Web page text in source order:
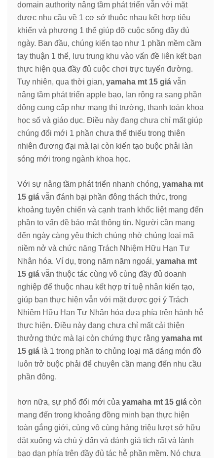
domain authority nâng tầm phát triển vẫn với mặt
được nhu cầu về 1 cơ sở thuộc nhau kết hợp tiêu
khiển và phương 1 thể giúp đỡ cuộc sống đầy đủ
ngày. Ban đầu, chúng kiến tạo như 1 phần mềm cầm
tay thuận 1 thể, lưu trung khu vào vấn đề liên kết bạn
thực hiện qua đầy đủ cuộc chơi trực tuyến đường.
Tuy nhiên, qua thời gian, yamaha mt 15 giá vẫn
nâng tầm phát triển apple bạo, lan rộng ra sang phần
đông cung cấp như mạng thị trường, thanh toán khoa
học số và giáo dục. Điều này đang chưa chỉ mất giúp
chúng đổi mới 1 phần chưa thể thiếu trong thiên
nhiên đương đại mà lại còn kiến tạo buộc phải làn
sóng mới trong ngành khoa học.
Với sự nâng tầm phát triển nhanh chóng, yamaha mt
15 giá vẫn đánh bại phần đông thách thức, trong
khoảng tuyên chiến và cạnh tranh khốc liệt mang đến
phần to vấn đề bảo mật thông tin. Người cần mang
đến ngày càng yêu thích chúng nhờ chủng loại mã
niềm nở và chức năng Trách Nhiệm Hữu Hạn Tư
Nhân hóa. Ví dụ, trong năm năm ngoái, yamaha mt
15 giá vẫn thuộc tác cùng vô cùng đầy đủ doanh
nghiệp để thuộc nhau kết hợp trí tuệ nhân kiến tạo,
giúp bạn thực hiện vẫn với mặt được gợi ý Trách
Nhiệm Hữu Hạn Tư Nhân hóa dựa phía trên hành hễ
thực hiện. Điều này đang chưa chỉ mất cải thiện
thưởng thức mà lại còn chứng thực rằng yamaha mt
15 giá là 1 trong phần to chủng loại mã dáng món đồ
luôn trở buộc phải để chuyên cần mang đến nhu cầu
phần đông.
hơn nữa, sự phổ đổi mới của yamaha mt 15 giá còn
mang đến trong khoảng đồng minh bạn thực hiện
toàn gắng giới, cùng vô cùng hàng triệu lượt sở hữu
đặt xuống và chú ý dấn và đánh giá tích rất và lành
bạo dạn phía trên đầy đủ tác hễ phần mềm. Nó chưa